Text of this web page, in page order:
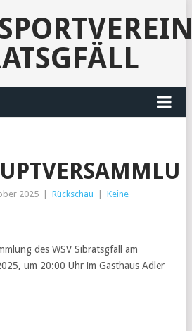
2025 Rückschau
Keine
des WSV Sibratsgfäll am
um 20:00 Uhr im Gasthaus Adler